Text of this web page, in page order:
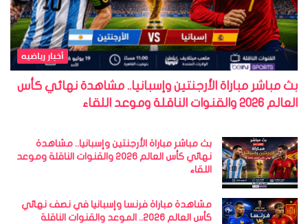
أخبار رياضيه
بث مباشر مباراة الأرجنتين وإسبانيا.. مشاهدة نهائي كأس
العالم 2026 والقنوات الناقلة وموعد اللقاء
بث مباشر مباراة الأرجنتين وإسبانيا.. مشاهدة
نهائي كأس العالم 2026 والقنوات الناقلة وموعد
اللقاء
مشاهدة مباراة فرنسا وإسبانيا في نصف نهائي
كأس العالم 2026.. الموعد والقنوات الناقلة